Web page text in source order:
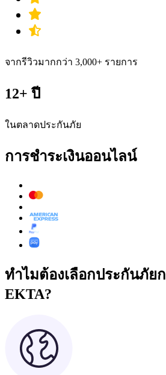
จากรีวิวมากกว่า 3,000+ รายการ
12+ ปี
ในตลาดประกันภัย
การชำระเงินออนไลน์
ทำไมต้องเลือกประกันภัย
EKTA?